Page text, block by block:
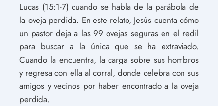
Lucas (15:1-7) cuando se habla de la parábola de
la oveja perdida. En este relato, Jesús cuenta cómo
un pastor deja a las 99 ovejas seguras en el redil
para buscar a la única que se ha extraviado.
Cuando la encuentra, la carga sobre sus hombros
y regresa con ella al corral, donde celebra con sus
amigos y vecinos por haber encontrado a la oveja
perdida.